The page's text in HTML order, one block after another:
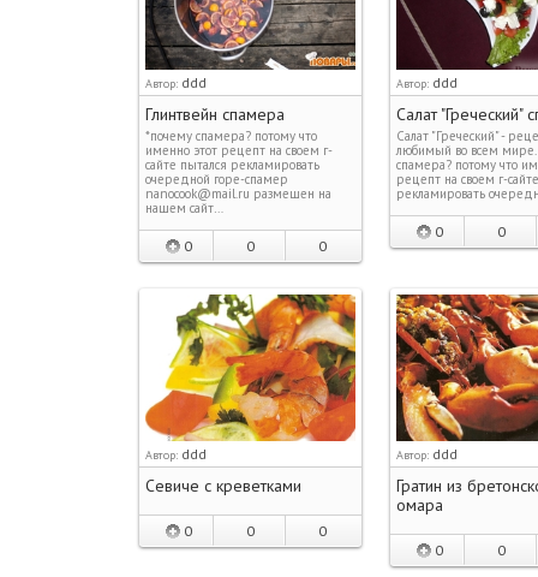
Автор: ddd
Глинтвейн спамера
*почему спамера? потому что
именно этот рецепт на своем г-
сайте пытался рекламировать
очередной горе-спамер
nanocook@mail.ru размещен на
нашем сайт…
0 0 0
Автор: ddd
Салат "Греческий"
Салат "Греческий" -
любимый во всем мире.
спамера? потому что
рецепт на своем г-
рекламировать
0 0
Автор: ddd
Севиче с креветками
0 0 0
Автор: ddd
Гратин из
омара
0 0